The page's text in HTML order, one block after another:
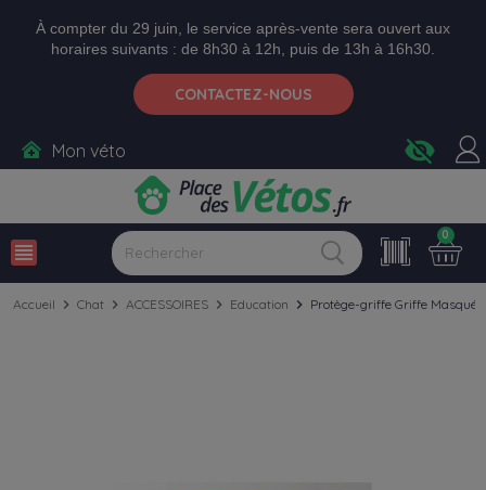
À compter du 29 juin, le service après-vente sera ouvert aux
horaires suivants : de 8h30 à 12h, puis de 13h à 16h30.
CONTACTEZ-NOUS
Mon véto visibility_off
view_headline
0
Accueil chevron_right Chat chevron_right ACCESSOIRES chevron_right Education chevron_right Protège-griffe Griffe